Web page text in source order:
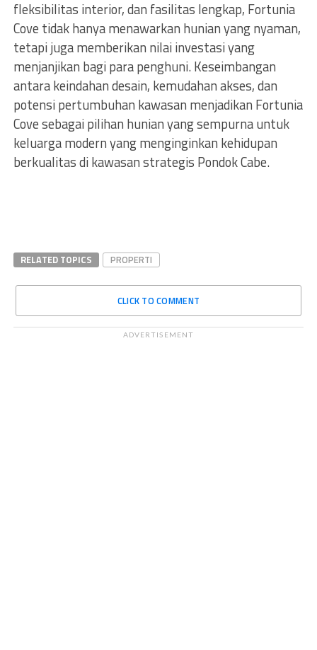
fleksibilitas interior, dan fasilitas lengkap, Fortunia
Cove tidak hanya menawarkan hunian yang nyaman,
tetapi juga memberikan nilai investasi yang
menjanjikan bagi para penghuni. Keseimbangan
antara keindahan desain, kemudahan akses, dan
potensi pertumbuhan kawasan menjadikan Fortunia
Cove sebagai pilihan hunian yang sempurna untuk
keluarga modern yang menginginkan kehidupan
berkualitas di kawasan strategis Pondok Cabe.
RELATED TOPICS PROPERTI
CLICK TO COMMENT
ADVERTISEMENT